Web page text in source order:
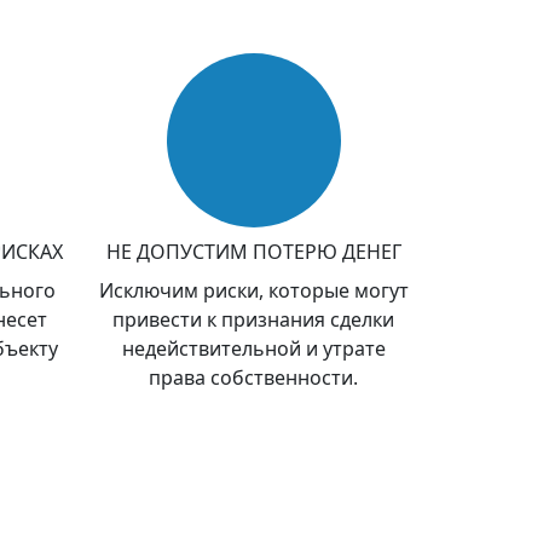
НЕ ДОПУСТИМ ПОТЕРЮ ДЕНЕГ
Исключим риски, которые могут
привести к признания сделки
недействительной и утрате
права собственности.